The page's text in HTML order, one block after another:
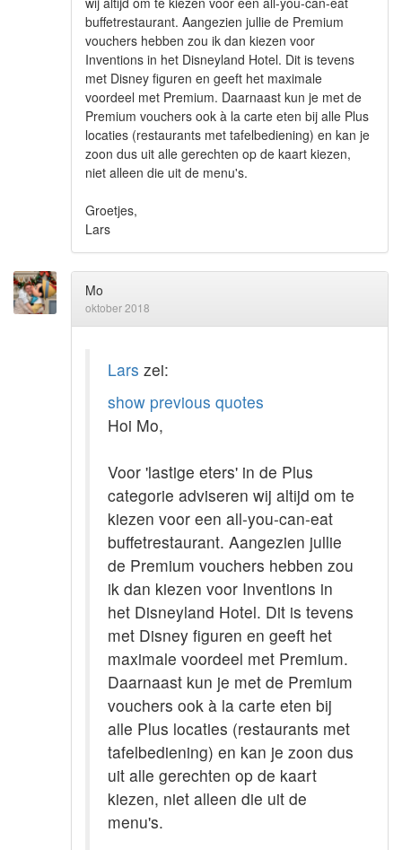
buffetrestaurant. Aangezien jullie de Premium
vouchers hebben zou ik dan kiezen voor
Inventions in het Disneyland Hotel. Dit is tevens
met Disney figuren en geeft het maximale
voordeel met Premium. Daarnaast kun je met de
Premium vouchers ook à la carte eten bij alle Plus
locaties (restaurants met tafelbediening) en kan je
zoon dus uit alle gerechten op de kaart kiezen,
niet alleen die uit de menu's.
Groetjes,
Lars
Mo
oktober 2018
Lars zei:
show previous quotes
Hoi Mo,
Voor 'lastige eters' in de Plus
categorie adviseren wij altijd om te
kiezen voor een all-you-can-eat
buffetrestaurant. Aangezien jullie
de Premium vouchers hebben zou
ik dan kiezen voor Inventions in
het Disneyland Hotel. Dit is tevens
met Disney figuren en geeft het
maximale voordeel met Premium.
Daarnaast kun je met de Premium
vouchers ook à la carte eten bij
alle Plus locaties (restaurants met
tafelbediening) en kan je zoon dus
uit alle gerechten op de kaart
kiezen, niet alleen die uit de
menu's.